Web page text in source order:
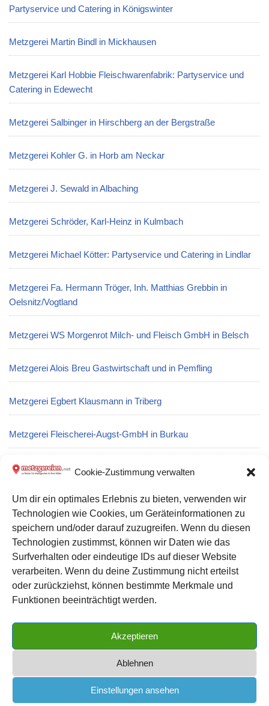
Cookie-Zustimmung verwalten
Um dir ein optimales Erlebnis zu bieten, verwenden wir
Technologien wie Cookies, um Geräteinformationen zu
speichern und/oder darauf zuzugreifen. Wenn du diesen
Technologien zustimmst, können wir Daten wie das
Surfverhalten oder eindeutige IDs auf dieser Website
verarbeiten. Wenn du deine Zustimmung nicht erteilst
oder zurückziehst, können bestimmte Merkmale und
Funktionen beeinträchtigt werden.
Akzeptieren
Ablehnen
Einstellungen ansehen
Partyservice und Catering in Königswinter
Metzgerei Martin Bindl in Mickhausen
Metzgerei Karl Hobbie Fleischwarenfabrik: Partyservice und
Catering in Edewecht
Metzgerei Salbinger in Hirschberg an der Bergstraße
Metzgerei Kohler G. in Horb am Neckar
Metzgerei J. Sewald in Albaching
Metzgerei Schröder, Karl-Heinz in Kulmbach
Metzgerei Michael Kötter: Partyservice und Catering in Lindlar
Metzgerei Fa. Hermann Tröger, Inh. Matthias Grebbin in
Oelsnitz/Vogtland
Metzgerei WS Morgenrot Milch- und Fleisch GmbH in Belsch
Metzgerei Alois Breu Gastwirtschaft und in Pemfling
Metzgerei Egbert Klausmann in Triberg
Metzgerei Fleischerei-Augst-GmbH in Burkau
Metzgerei Deininger Filiale Norma in Marktsteft
Metzgerei Dieter Seitz in Bad Endbach
Metzgerei Albert Raisch in Holzgerlingen
Kontakt zu uns